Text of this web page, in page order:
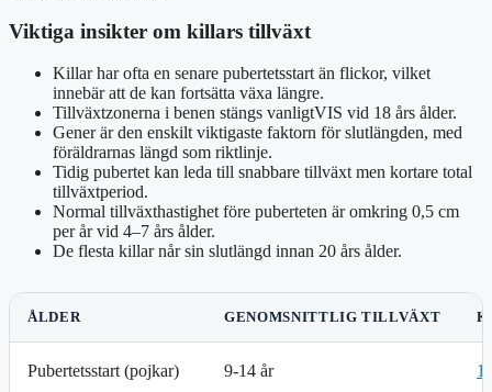
Viktiga insikter om killars tillväxt
Killar har ofta en senare pubertetsstart än flickor, vilket
innebär att de kan fortsätta växa längre.
Tillväxtzonerna i benen stängs vanligtVIS vid 18 års ålder.
Gener är den enskilt viktigaste faktorn för slutlängden, med
föräldrarnas längd som riktlinje.
Tidig pubertet kan leda till snabbare tillväxt men kortare total
tillväxtperiod.
Normal tillväxthastighet före puberteten är omkring 0,5 cm
per år vid 4–7 års ålder.
De flesta killar når sin slutlängd innan 20 års ålder.
ÅLDER GENOMSNITTLIG TILLVÄXT
Pubertetsstart (pojkar) 9-14 år